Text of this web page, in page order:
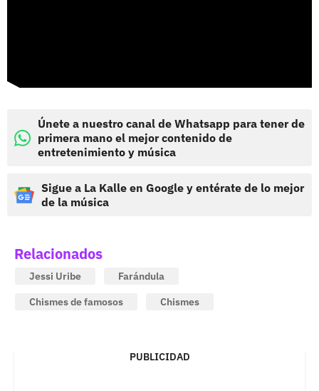
Únete a nuestro canal de Whatsapp para tener de
primera mano el mejor contenido de
entretenimiento y música
Sigue a La Kalle en Google y entérate de lo mejor
de la música
Relacionados
Jessi Uribe
Farándula
Chismes de famosos
Chismes
PUBLICIDAD